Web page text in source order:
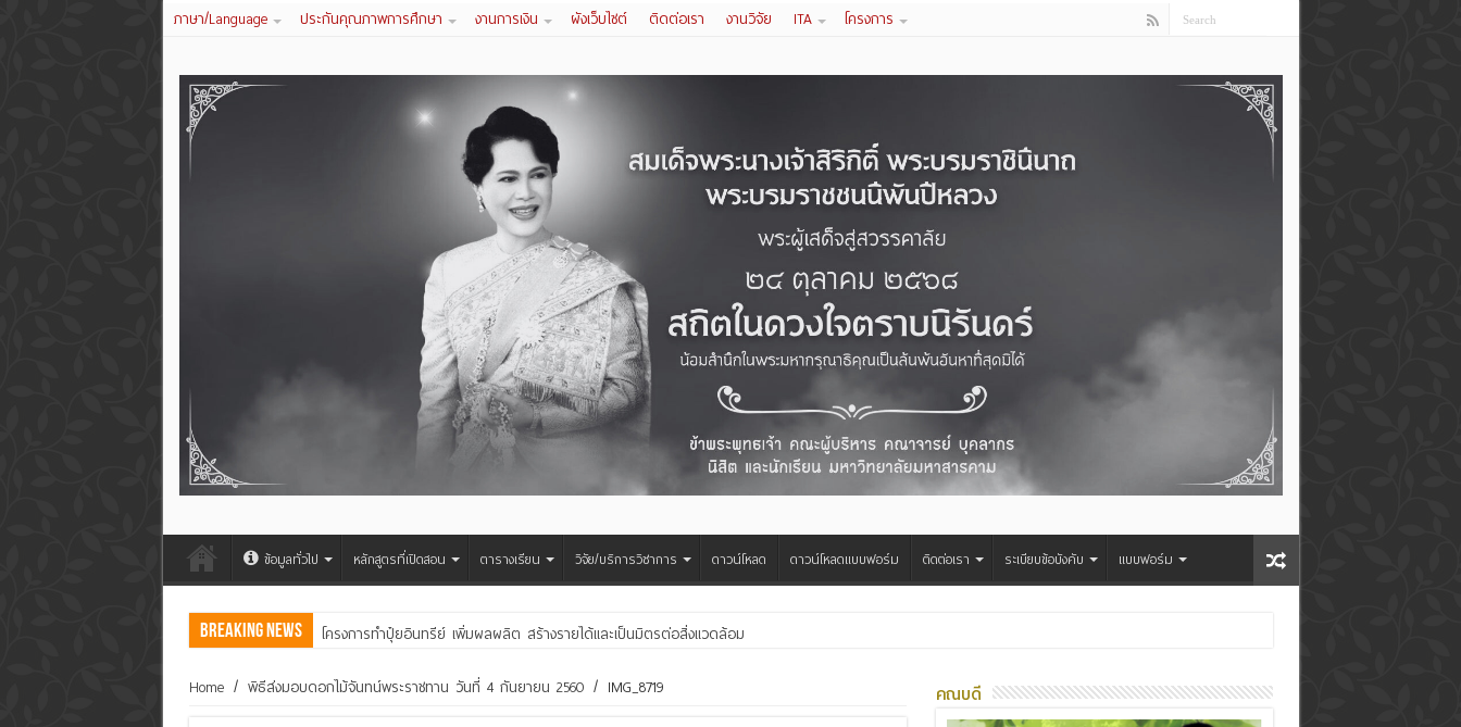
ภาษา/Language ประกันคุณภาพการศึกษา งานการเงิน ผังเว็บไซต์ ติดต่อเรา งานวิจัย ITA โครงการ
ข้อมูลทั่วไป หลักสูตรที่เปิดสอน ตารางเรียน วิจัย/บริการวิชาการ ดาวน์โหลด ดาวน์โหลดแบบฟอร์ม ติดต่อเรา ระเบียบข้อบังคับ แบบฟอร์ม
Breaking News โครงการทำปุ๋ยอินทรีย์ เพิ่มผลผลิต สร้างรายได้และเป็นมิตรต่อสิ่งแวดล้อม
คณะสิ่งแวดล้อมและทรัพยากรศาสตร์ มมส รับการตรวจประเมินคุณภาพภายในตามเกณฑ์ EdPEx ปีการศึกษา 2568
Home / พิธีส่งมอบดอกไม้จันทน์พระราชทาน วันที่ 4 กันยายน 2560 / IMG_8719 คณบดี